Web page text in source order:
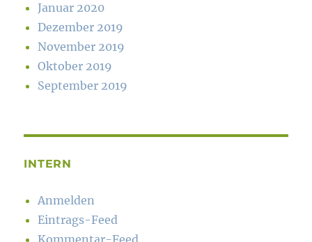
Januar 2020
Dezember 2019
November 2019
Oktober 2019
September 2019
INTERN
Anmelden
Eintrags-Feed